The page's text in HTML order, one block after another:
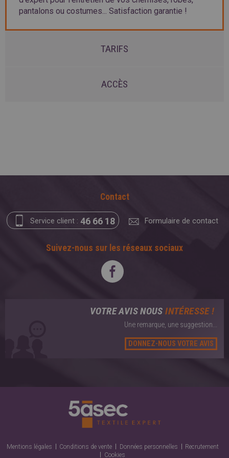
pantalons ou costumes... Satisfaction garantie !
TARIFS
ACCÈS
Contact
Service client : 46 66 18 Formulaire de contact
Suivez-nous sur les réseaux sociaux
VOTRE AVIS NOUSINTÉRESSE !
Une remarque, une suggestion...
DONNEZ-NOUS VOTRE AVIS
Mentions légales Conditions de vente Données personnelles
Recrutement
Cookies